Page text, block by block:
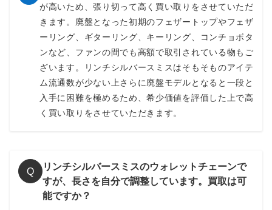
が高いため、張り切って高く買い取りをさせていただ
きます。廃盤となった初期のフェザートップやフェザ
ーリング、ギターリング、キーリング、コンチョボタ
ンなど、ファンの間でも高額で取引されている物もご
ざいます。リンチシルバースミスはそもそものアイテ
ム流通数が少ない上さらに廃盤モデルとなると一段と
入手に困難を極めるため、希少価値を評価した上で高
く買い取りをさせていただきます。
Q
リンチシルバースミスのウォレットチェーンで
すが、長さを自分で調整しています。買取は可
能ですか？